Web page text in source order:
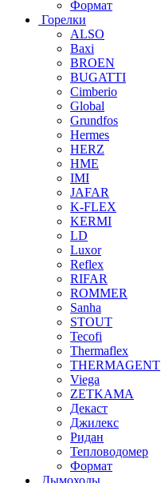
Формат
Горелки
ALSO
Baxi
BROEN
BUGATTI
Cimberio
Global
Grundfos
Hermes
HERZ
HME
IMI
JAFAR
K-FLEX
KERMI
LD
Luxor
Reflex
RIFAR
ROMMER
Sanha
STOUT
Tecofi
Thermaflex
THERMAGENT
Viega
ZETKAMA
Декаст
Джилекс
Ридан
Тепловодомер
Формат
Дымоходы